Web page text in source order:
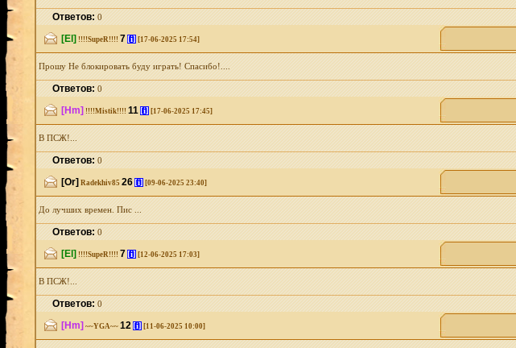
Ответов:0
[El] !!!!SupeR!!!! 7 [i] [17-06-2025 17:54]
Прошу Не блокировать буду играть! Спасибо!....
Ответов:0
[Hm] !!!!Mistik!!!! 11 [i] [17-06-2025 17:45]
В ПСЖ!...
Ответов:0
[Or] Radekhiv85 26 [i] [09-06-2025 23:40]
До лучших времен. Пис ...
Ответов:0
[El] !!!!SupeR!!!! 7 [i] [12-06-2025 17:03]
В ПСЖ!...
Ответов:0
[Hm] ~~YGA~~ 12 [i] [11-06-2025 10:00]